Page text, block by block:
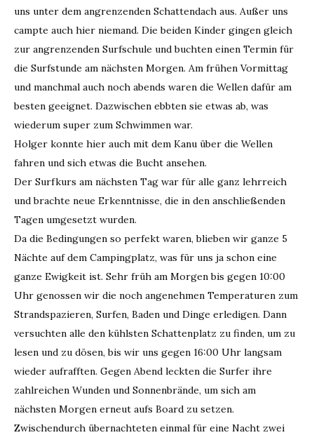
uns unter dem angrenzenden Schattendach aus. Außer uns
campte auch hier niemand. Die beiden Kinder gingen gleich
zur angrenzenden Surfschule und buchten einen Termin für
die Surfstunde am nächsten Morgen. Am frühen Vormittag
und manchmal auch noch abends waren die Wellen dafür am
besten geeignet. Dazwischen ebbten sie etwas ab, was
wiederum super zum Schwimmen war.
Holger konnte hier auch mit dem Kanu über die Wellen
fahren und sich etwas die Bucht ansehen.
Der Surfkurs am nächsten Tag war für alle ganz lehrreich
und brachte neue Erkenntnisse, die in den anschließenden
Tagen umgesetzt wurden.
Da die Bedingungen so perfekt waren, blieben wir ganze 5
Nächte auf dem Campingplatz, was für uns ja schon eine
ganze Ewigkeit ist. Sehr früh am Morgen bis gegen 10:00
Uhr genossen wir die noch angenehmen Temperaturen zum
Strandspazieren, Surfen, Baden und Dinge erledigen. Dann
versuchten alle den kühlsten Schattenplatz zu finden, um zu
lesen und zu dösen, bis wir uns gegen 16:00 Uhr langsam
wieder aufrafften. Gegen Abend leckten die Surfer ihre
zahlreichen Wunden und Sonnenbrände, um sich am
nächsten Morgen erneut aufs Board zu setzen.
Zwischendurch übernachteten einmal für eine Nacht zwei